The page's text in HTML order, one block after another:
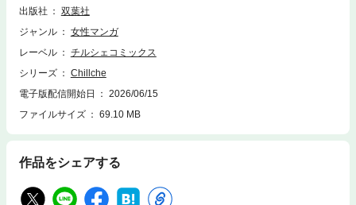
14話）『番は二度目に花開く―大正×オメガバース―』なつはづき（第4
出版社
双葉社
ジャンル
女性マンガ
レーベル
チルシェコミックス
シリーズ
Chillche
電子版配信開始日
2026/06/15
ファイルサイズ
69.10 MB
作品をシェアする